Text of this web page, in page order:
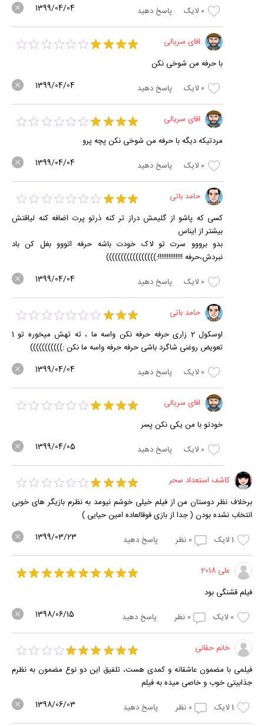
0 لایک پاسخ دهید 1399/04/04
اقای سریالی
با حرفه من شوخی نکن
0 لایک پاسخ دهید 1399/04/04
اقای سریالی
مردتیکه دیگه با حرفه من شوخی نکن پچه پرو
0 لایک پاسخ دهید 1399/04/04
حامد باتی
کسی که پاشو از گلیمش دراز تر کنه ذرتو پرت اضافه کنه لیاقتش
بیشتر از ایناس
بدو برووو سرت تو لاک خودت باشه حرفه اتووو بغل کن باد
نبردش،حرفه !!!!!!!!!!!!!!:)))))))))))))))))
0 لایک پاسخ دهید 1399/04/04
حامد باتی
اوسکول 2 زاری حرفه حرفه نکن واسه ما ، ته تهش میخوره تو 1
تعویض روغنی شاگرد باشی حرفه حرفه واسه ما نکن :)))))))))))
0 لایک پاسخ دهید 1399/04/04
اقای سریالی
خودتو با من یکی نکن پسر
0 لایک پاسخ دهید 1399/04/05
کاشف استعداد سحر
برخلاف نظر دوستان من از فیلم خیلی خوشم نیومد به نظرم بازیگر های خوبی
انتخاب نشده بودن ( جدا از بازی فوقالعاده امین حیایی )
1لایک 0 نظر پاسخ دهید 1399/03/23
علی 2018
فیلم قشنگی بود
0 لایک 0 نظر پاسخ دهید 1398/06/15
خانم حقانی
فیلمی با مضمون عاشقانه و کمدی هست، تلفیق این دو نوع مضمون به نظرم
جذابیتی خوب و خاصی میده به فیلم
1لایک 0 نظر پاسخ دهید 1398/06/03